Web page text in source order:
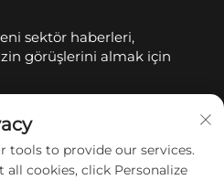
sektör haberleri,
görüşlerini almak için
tools to provide our services.
cookies, click Personalize